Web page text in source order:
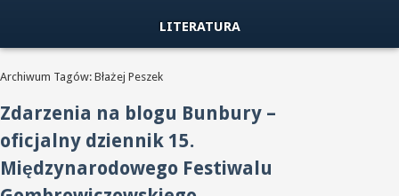
LITERATURA
Archiwum Tagów: Błażej Peszek
Zdarzenia na blogu Bunbury –
oficjalny dziennik 15.
Międzynarodowego Festiwalu